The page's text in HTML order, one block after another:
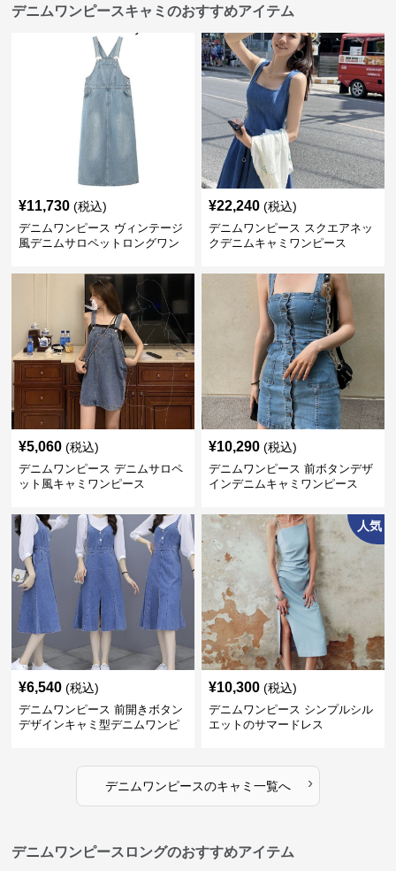
デニムワンピースキャミのおすすめアイテム
¥11,730 (税込)
デニムワンピース ヴィンテージ
風デニムサロペットロングワン
¥22,240 (税込)
デニムワンピース スクエアネッ
クデニムキャミワンピース
¥5,060 (税込)
デニムワンピース デニムサロペ
ット風キャミワンピース
¥10,290 (税込)
デニムワンピース 前ボタンデザ
インデニムキャミワンピース
¥6,540 (税込)
デニムワンピース 前開きボタン
デザインキャミ型デニムワンピ
人気
¥10,300 (税込)
デニムワンピース シンプルシル
エットのサマードレス
デニムワンピースのキャミ 一覧へ ›
デニムワンピースロングのおすすめアイテム